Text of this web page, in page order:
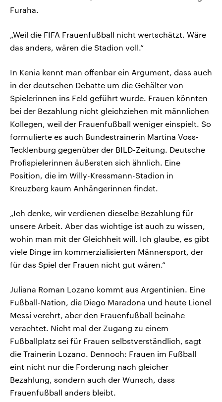
Furaha.
„Weil die FIFA Frauenfußball nicht wertschätzt. Wäre
das anders, wären die Stadion voll.“
In Kenia kennt man offenbar ein Argument, dass auch
in der deutschen Debatte um die Gehälter von
Spielerinnen ins Feld geführt wurde. Frauen könnten
bei der Bezahlung nicht gleichziehen mit männlichen
Kollegen, weil der Frauenfußball weniger einspielt. So
formulierte es auch Bundestrainerin Martina Voss-
Tecklenburg gegenüber der BILD-Zeitung. Deutsche
Profispielerinnen äußersten sich ähnlich. Eine
Position, die im Willy-Kressmann-Stadion in
Kreuzberg kaum Anhängerinnen findet.
„Ich denke, wir verdienen dieselbe Bezahlung für
unsere Arbeit. Aber das wichtige ist auch zu wissen,
wohin man mit der Gleichheit will. Ich glaube, es gibt
viele Dinge im kommerzialisierten Männersport, der
für das Spiel der Frauen nicht gut wären.“
Juliana Roman Lozano kommt aus Argentinien. Eine
Fußball-Nation, die Diego Maradona und heute Lionel
Messi verehrt, aber den Frauenfußball beinahe
verachtet. Nicht mal der Zugang zu einem
Fußballplatz sei für Frauen selbstverständlich, sagt
die Trainerin Lozano. Dennoch: Frauen im Fußball
eint nicht nur die Forderung nach gleicher
Bezahlung, sondern auch der Wunsch, dass
Frauenfußball anders bleibt.